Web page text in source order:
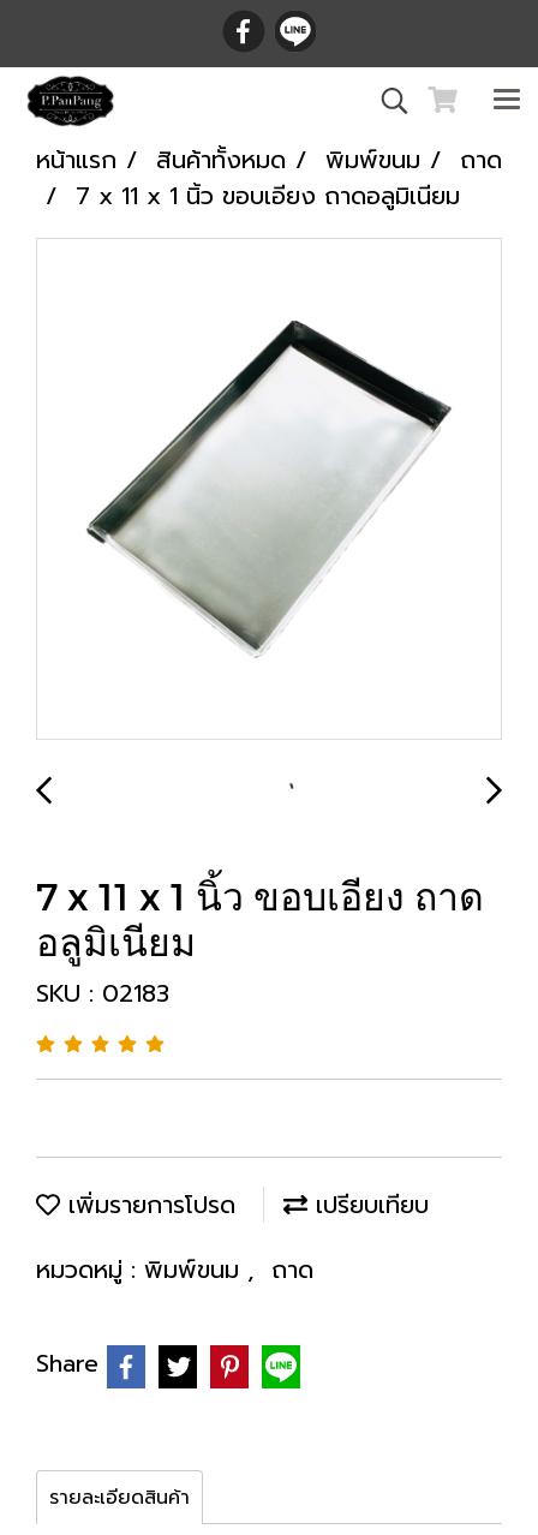
หน้าแรก สินค้าทั้งหมด พิมพ์ขนม
ถาด
7 x 11 x 1 นิ้ว ขอบเอียง ถาดอลูมิเนียม
7 x 11 x 1 นิ้ว ขอบเอียง ถาด
อลูมิเนียม
SKU : 02183
เพิ่มรายการโปรด
เปรียบเทียบ
หมวดหมู่ : พิมพ์ขนม , ถาด
Share
รายละเอียดสินค้า